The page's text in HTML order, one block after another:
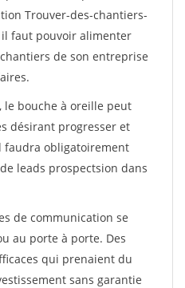
Trouver-des-chantiers-
faut pouvoir alimenter
de son entreprise
le bouche à oreille peut
désirant progresser et
faudra obligatoirement
leads prospectsion dans
de communication se
au porte à porte. Des
qui prenaient du
sans garantie